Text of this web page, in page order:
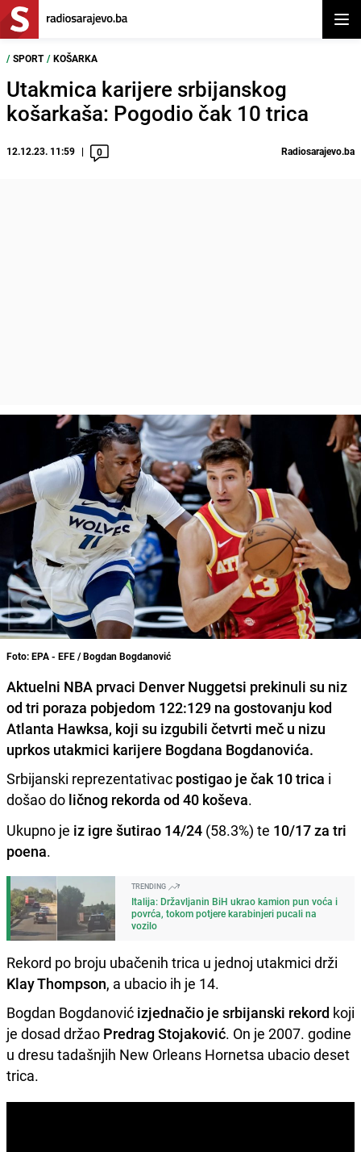
/ SPORT / KOŠARKA
Utakmica karijere srbijanskog
košarkaša: Pogodio čak 10 trica
12.12.23. 11:59 0 Radiosarajevo.ba
Foto: EPA - EFE / Bogdan Bogdanović
Aktuelni NBA prvaci Denver Nuggetsi prekinuli su niz
od tri poraza pobjedom 122:129 na gostovanju kod
Atlanta Hawksa, koji su izgubili četvrti meč u nizu
uprkos utakmici karijere Bogdana Bogdanovića.
Srbijanski reprezentativac postigao je čak 10 trica i
došao do ličnog rekorda od 40 koševa.
Ukupno je iz igre šutirao 14/24 (58.3%) te 10/17 za tri
poena.
TRENDING
Italija: Državljanin BiH ukrao kamion pun voća i
povrća, tokom potjere karabinjeri pucali na
vozilo
Rekord po broju ubačenih trica u jednoj utakmici drži
Klay Thompson, a ubacio ih je 14.
Bogdan Bogdanović izjednačio je srbijanski rekord koji
je dosad držao Predrag Stojaković. On je 2007. godine
u dresu tadašnjih New Orleans Hornetsa ubacio deset
trica.